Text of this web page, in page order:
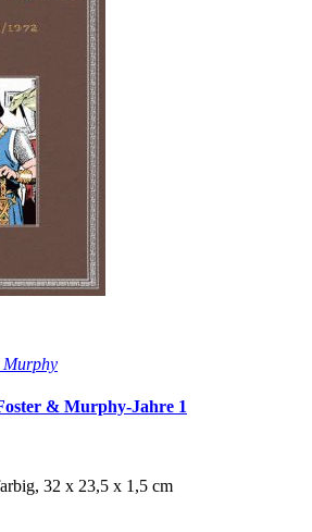
Murphy
& Murphy-Jahre 1
32 x 23,5 x 1,5 cm